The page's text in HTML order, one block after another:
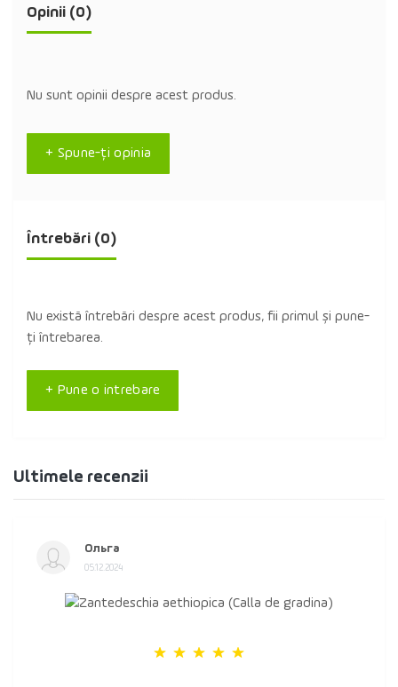
Opinii (0)
Nu sunt opinii despre acest produs.
+ Spune-ţi opinia
Întrebări (0)
Nu există întrebări despre acest produs, fii primul și pune-
ți întrebarea.
+ Pune o intrebare
Ultimele recenzii
Ольга
05.12.2024